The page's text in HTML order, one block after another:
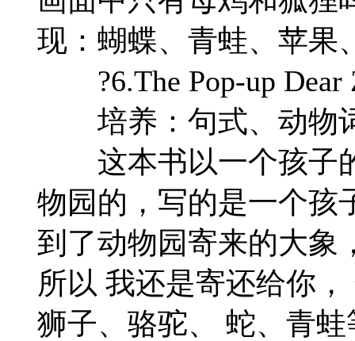
现：蝴蝶、青蛙、苹
?6.The Pop-up Dear
培养：句式、动物
这本书以一个孩子
物园的，写的是一个孩
到了动物园寄来的大象
所以 我还是寄还给你
狮子、骆驼、 蛇、青